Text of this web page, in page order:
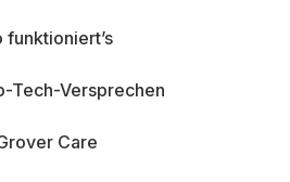
funktioniert’s
Tech-Versprechen
Care